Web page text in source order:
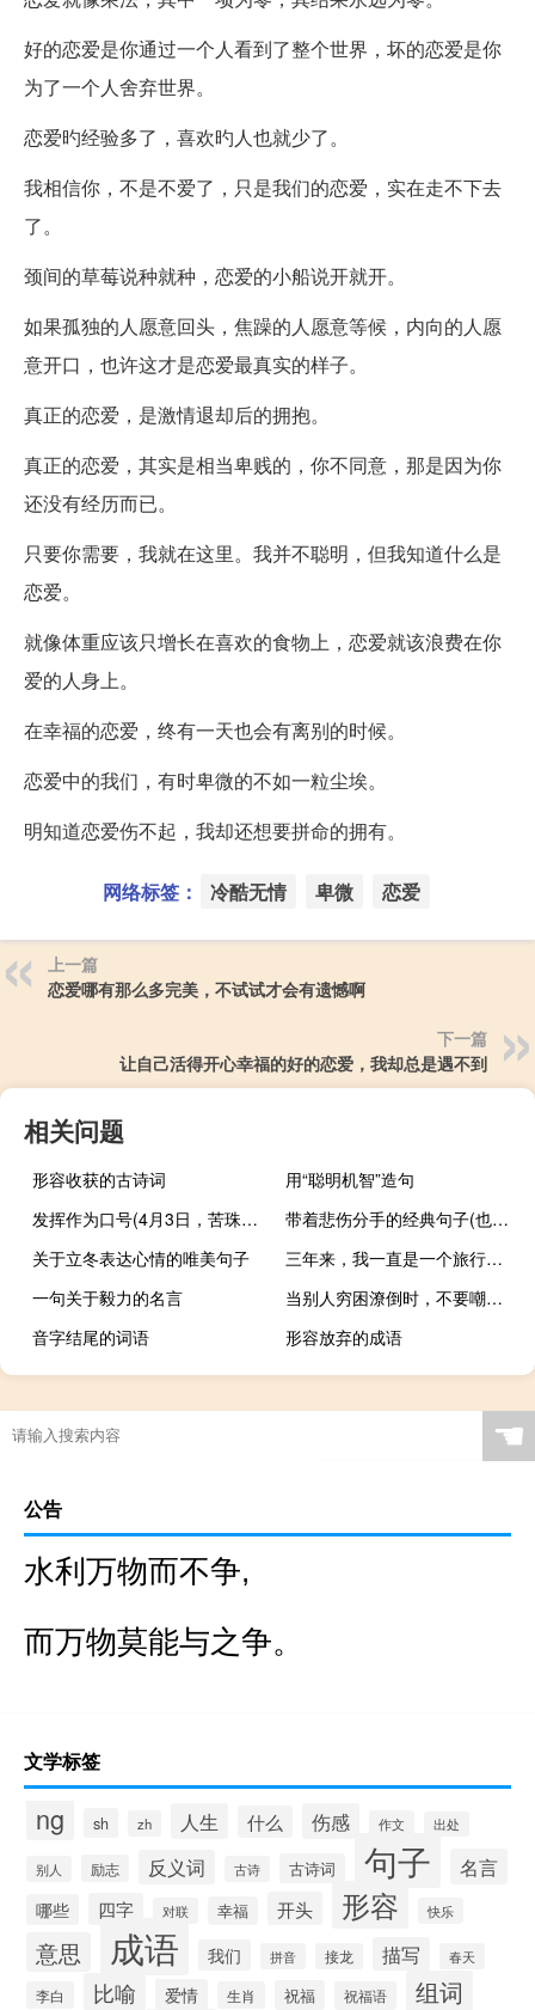
好的恋爱是你通过一个人看到了整个世界，坏的恋爱是你
为了一个人舍弃世界。
恋爱旳经验多了，喜欢旳人也就少了。
我相信你，不是不爱了，只是我们的恋爱，实在走不下去
了。
颈间的草莓说种就种，恋爱的小船说开就开。
如果孤独的人愿意回头，焦躁的人愿意等候，内向的人愿
意开口，也许这才是恋爱最真实的样子。
真正的恋爱，是激情退却后的拥抱。
真正的恋爱，其实是相当卑贱的，你不同意，那是因为你
还没有经历而已。
只要你需要，我就在这里。我并不聪明，但我知道什么是
恋爱。
就像体重应该只增长在喜欢的食物上，恋爱就该浪费在你
爱的人身上。
在幸福的恋爱，终有一天也会有离别的时候。
恋爱中的我们，有时卑微的不如一粒尘埃。
明知道恋爱伤不起，我却还想要拼命的拥有。
网络标签： 冷酷无情 卑微 恋爱
上一篇
恋爱哪有那么多完美，不试试才会有遗憾啊
下一篇
让自己活得开心幸福的好的恋爱，我却总是遇不到
相关问题
形容收获的古诗词
用“聪明机智”造句
发挥作为口号(4月3日，苦珠教派路)
带着悲伤分手的经典句子(也可以加入一个学妹，经典)
关于立冬表达心情的唯美句子
三年来，我一直是一个旅行者，今天我在南皇冠
一句关于毅力的名言
当别人穷困潦倒时，不要嘲笑他们的话
音字结尾的词语
形容放弃的成语
☚
公告
水利万物而不争,
而万物莫能与之争。
文学标签
ng sh zh 人生 什么 伤感 作文 出处
别人 励志 反义词 古诗 古诗词 句子 名言
哪些 四字 对联 幸福 开头 形容 快乐
意思 成语 我们 拼音 接龙 描写 春天
李白 比喻 爱情 生肖 祝福 祝福语 组词